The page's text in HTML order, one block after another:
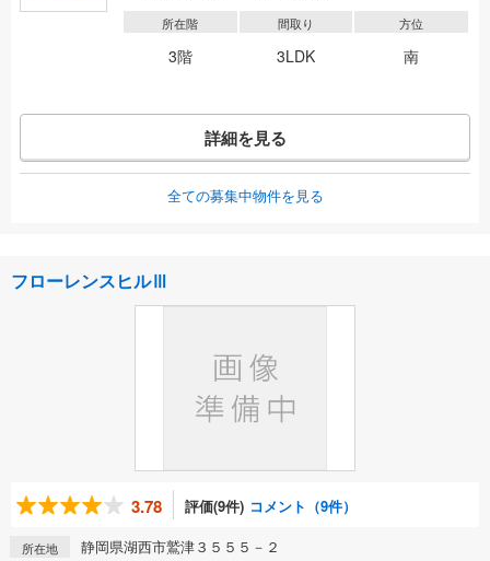
所在階
3階
間取り
3LDK
方位
南
詳細を見る
全ての募集中物件を見る
フローレンスヒルⅢ
3.78 評価(9件) コメント（9件）
所在地 静岡県湖西市鷲津３５５５－２